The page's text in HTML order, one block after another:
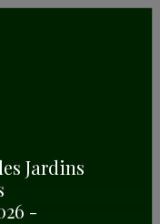
Jardins
-